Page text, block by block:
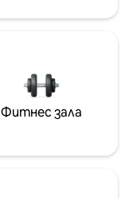
Фитнес зала